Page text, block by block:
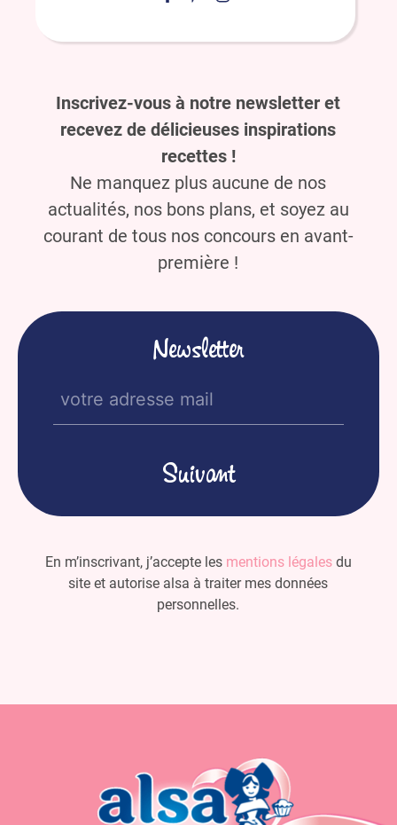
Inscrivez-vous à notre newsletter et
recevez de délicieuses inspirations
recettes !
Ne manquez plus aucune de nos
actualités, nos bons plans, et soyez au
courant de tous nos concours en avant-
première !
Newsletter
E-
mail
En m’inscrivant, j’accepte les mentions légalesdu
site et autorise alsa à traiter mes données
personnelles.